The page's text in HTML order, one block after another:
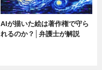
AIが描いた絵は著作権で守ら
れるのか？│弁護士が解説